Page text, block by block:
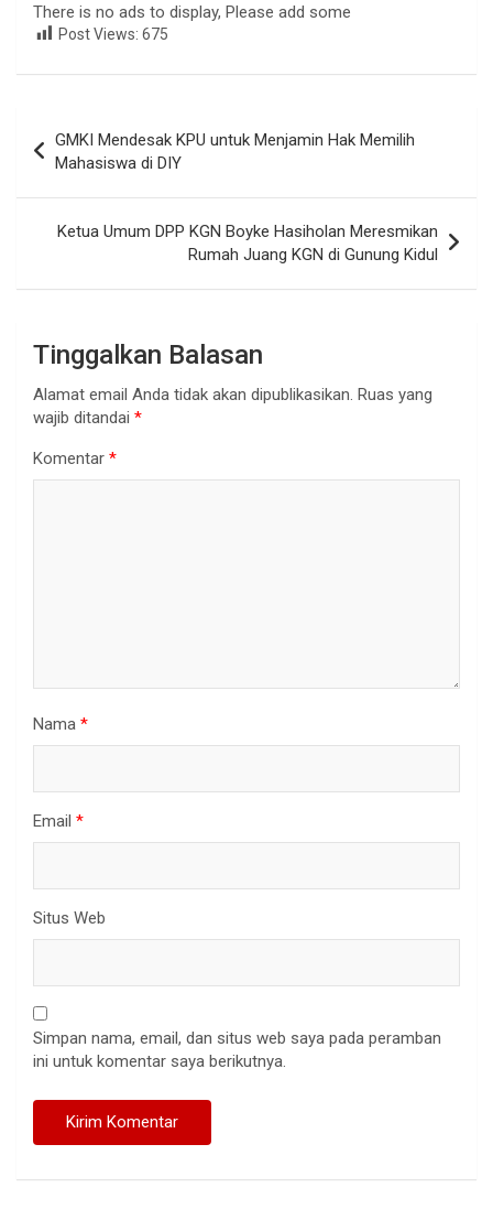
There is no ads to display, Please add some
Post Views: 675
pos
GMKI Mendesak KPU untuk Menjamin Hak Memilih
Mahasiswa di DIY
Ketua Umum DPP KGN Boyke Hasiholan Meresmikan
Rumah Juang KGN di Gunung Kidul
Tinggalkan Balasan
Alamat email Anda tidak akan dipublikasikan. Ruas yang
wajib ditandai *
Komentar *
Nama *
Email *
Situs Web
Simpan nama, email, dan situs web saya pada peramban
ini untuk komentar saya berikutnya.